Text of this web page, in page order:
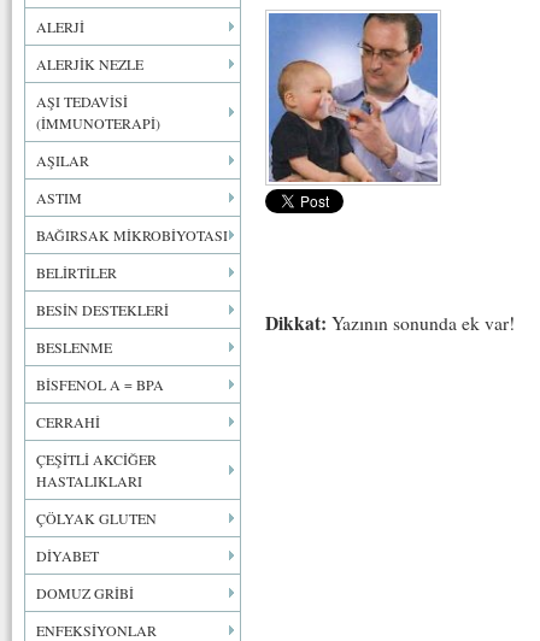
ALERJİ
ALERJİK NEZLE
AŞI TEDAVİSİ
(İMMUNOTERAPİ)
AŞILAR
ASTIM
BAĞIRSAK MİKROBİYOTASI
BELİRTİLER
BESİN DESTEKLERİ
BESLENME
BİSFENOL A = BPA
CERRAHİ
ÇEŞİTLİ AKCİĞER
HASTALIKLARI
ÇÖLYAK GLUTEN
DİYABET
DOMUZ GRİBİ
ENFEKSİYONLAR
Dikkat: Yazının sonunda ek var!